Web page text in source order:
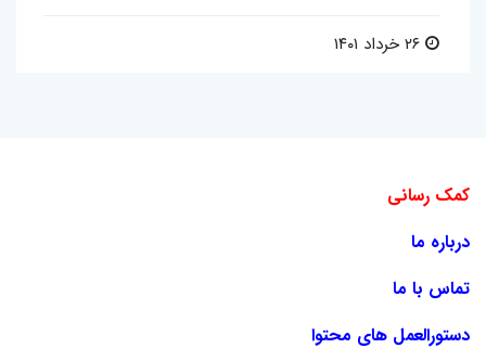
کمک رسانی
درباره ما
تماس با ما
دستورالعمل های محتوا